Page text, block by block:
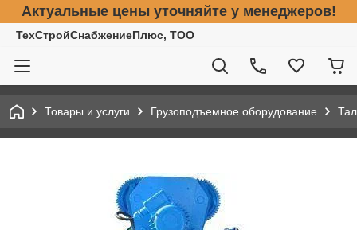
Актуальные цены уточняйте у менеджеров!
ТехСтройСнабжениеПлюс, ТОО
Товары и услуги Грузоподъемное оборудование